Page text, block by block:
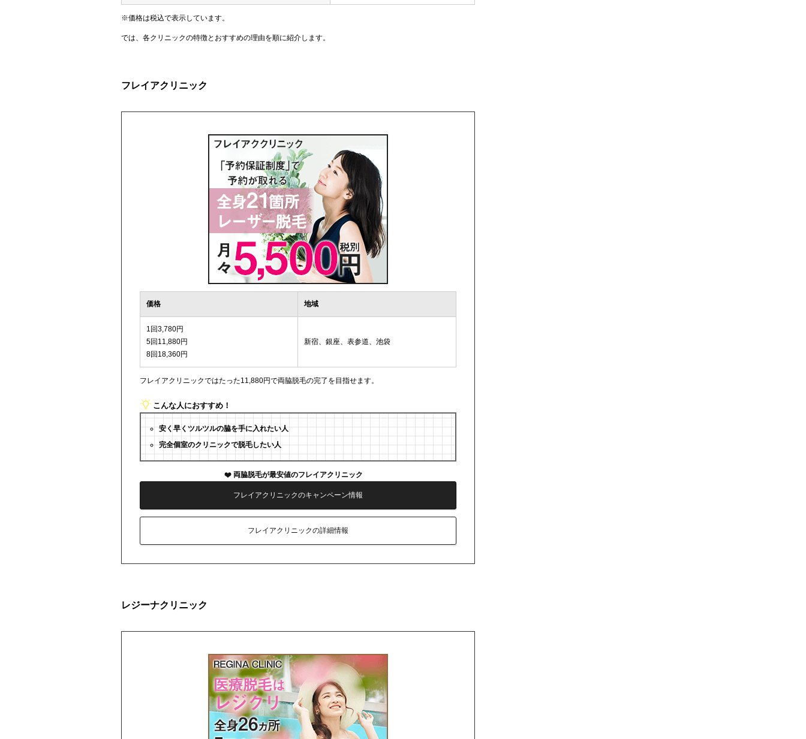
※価格は税込で表示しています。
では、各クリニックの特徴とおすすめの理由を順に紹介します。
フレイアクリニック
価格 地域
1回3,780円
5回11,880円
8回18,360円
新宿、銀座、表参道、池袋
フレイアクリニックではたった11,880円で両脇脱毛の完了を目指せます。
こんな人におすすめ！
安く早くツルツルの脇を手に入れたい人
完全個室のクリニックで脱毛したい人
両脇脱毛が最安値のフレイアクリニック
フレイアクリニックのキャンペーン情報
フレイアクリニックの詳細情報
レジーナクリニック